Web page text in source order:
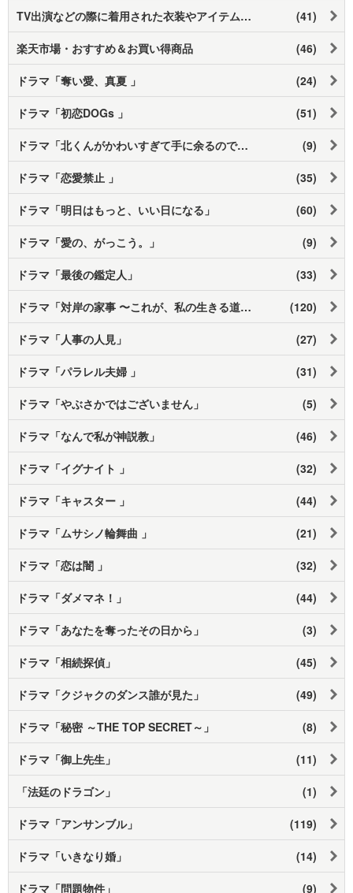
TV出演などの際に着用された衣装やアイテムなど (41)
楽天市場・おすすめ＆お買い得商品 (46)
ドラマ「奪い愛、真夏 」 (24)
ドラマ「初恋DOGs 」 (51)
ドラマ「北くんがかわいすぎて手に余るので、 3人でシェアすることにしました」 (9)
ドラマ「恋愛禁止 」 (35)
ドラマ「明日はもっと、いい日になる」 (60)
ドラマ「愛の、がっこう。」 (9)
ドラマ「最後の鑑定人」 (33)
ドラマ「対岸の家事 〜これが、私の生きる道！〜」 (120)
ドラマ「人事の人見」 (27)
ドラマ「パラレル夫婦 」 (31)
ドラマ「やぶさかではございません」 (5)
ドラマ「なんで私が神説教」 (46)
ドラマ「イグナイト 」 (32)
ドラマ「キャスター 」 (44)
ドラマ「ムサシノ輪舞曲 」 (21)
ドラマ「恋は闇 」 (32)
ドラマ「ダメマネ！」 (44)
ドラマ「あなたを奪ったその日から」 (3)
ドラマ「相続探偵」 (45)
ドラマ「クジャクのダンス誰が見た」 (49)
ドラマ「秘密 ～THE TOP SECRET～」 (8)
ドラマ「御上先生」 (11)
「法廷のドラゴン」 (1)
ドラマ「アンサンブル」 (119)
ドラマ「いきなり婚」 (14)
ドラマ「問題物件」 (9)